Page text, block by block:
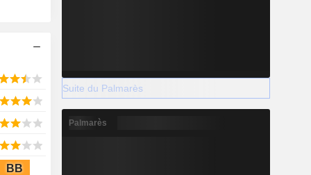
BB
Suite du Palmarès
Palmarès